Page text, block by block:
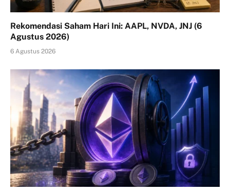
Rekomendasi Saham Hari Ini: AAPL, NVDA, JNJ (6
Agustus 2026)
6 Agustus 2026